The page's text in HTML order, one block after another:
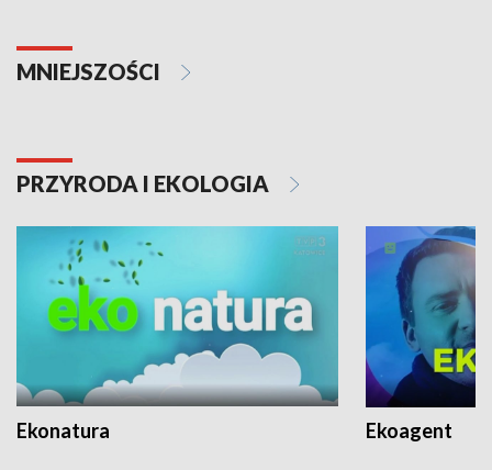
MNIEJSZOŚCI
PRZYRODA I EKOLOGIA
Ekonatura Ekoagent